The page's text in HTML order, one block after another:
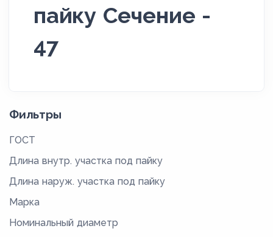
пайку Сечение -
47
Фильтры
ГОСТ
Длина внутр. участка под пайку
Длина наруж. участка под пайку
Марка
Номинальный диаметр